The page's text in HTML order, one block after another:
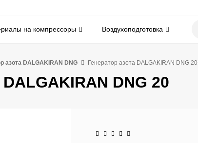
на компрессоры Воздухоподготовка
азота DALGAKIRAN DNG Генератор азота DALGAKIRAN DNG 20
DNG 20